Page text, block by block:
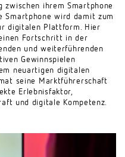
zwischen ihrem Smartphone
Smartphone wird damit zum
digitalen Plattform. Hier
Fortschritt in der
und weiterführenden
Gewinnspielen
neuartigen digitalen
seine Marktführerschaft
Erlebnisfaktor,
und digitale Kompetenz.